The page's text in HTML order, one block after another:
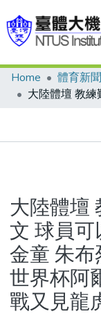
Communities &
Statistics
Home 體育新
大陸體壇
文 球員
金童 朱
世界杯阿
戰又見龍